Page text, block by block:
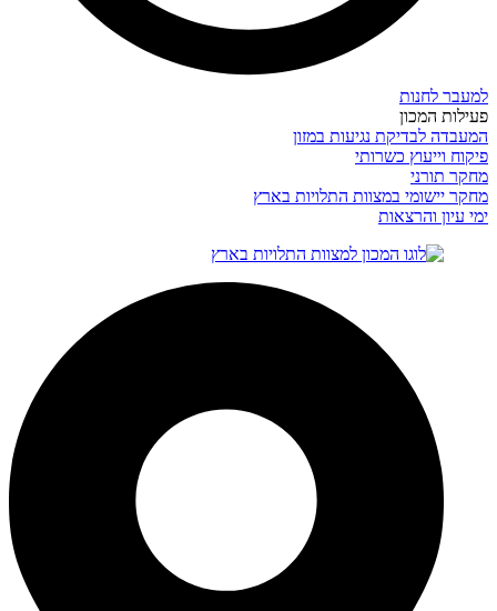
למעבר לחנות
פעילות המכון
המעבדה לבדיקת נגיעות במזון
פיקוח וייעוץ כשרותי
מחקר תורני
מחקר יישומי במצוות התלויות בארץ
ימי עיון והרצאות